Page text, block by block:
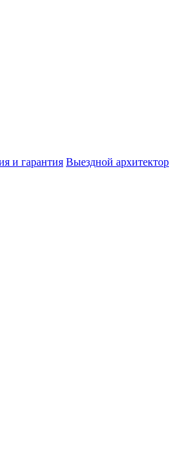
и гарантия Выездной архитектор